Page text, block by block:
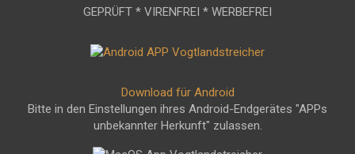
GEPRÜFT * VIRENFREI * WERBEFREI
Download für Android
Bitte in den Einstellungen ihres Android-Endgerätes "APPs
unbekannter Herkunft" zulassen.